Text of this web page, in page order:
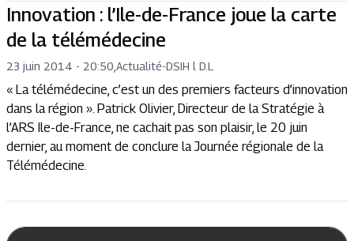
Innovation : l’Ile-de-France joue la carte
de la télémédecine
23 juin 2014 - 20:50 Actualité-DSIH l D.L
« La télémédecine, c’est un des premiers facteurs d’innovation
dans la région ». Patrick Olivier, Directeur de la Stratégie à
l’ARS Ile-de-France, ne cachait pas son plaisir, le 20 juin
dernier, au moment de conclure la Journée régionale de la
Télémédecine.